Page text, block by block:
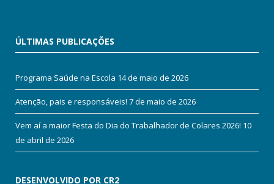
ÚLTIMAS PUBLICAÇÕES
Programa Saúde na Escola 14 de maio de 2026
Atenção, pais e responsáveis! 7 de maio de 2026
Vem aí a maior Festa do Dia do Trabalhador de Colares 2026! 10
de abril de 2026
DESENVOLVIDO POR CR2